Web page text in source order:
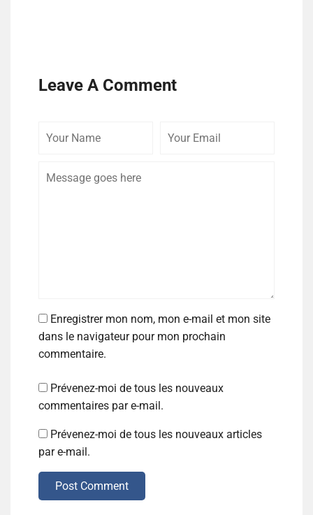
Leave A Comment
Enregistrer mon nom, mon e-mail et mon site
dans le navigateur pour mon prochain
commentaire.
Prévenez-moi de tous les nouveaux
commentaires par e-mail.
Prévenez-moi de tous les nouveaux articles
par e-mail.
Post Comment